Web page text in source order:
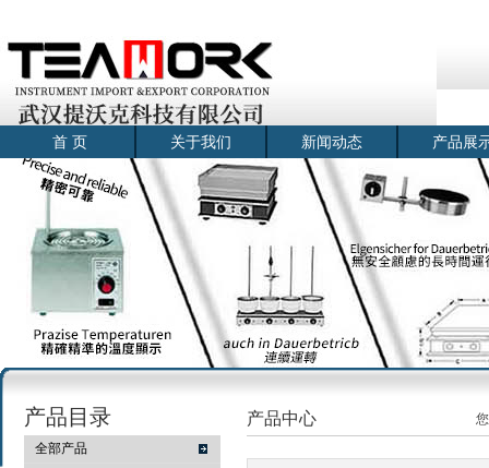
首 页 关于我们 新闻动态 产品展
产品目录
全部产品
产品中心